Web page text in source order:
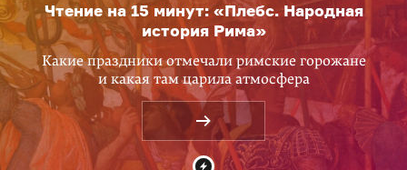
Чтение на 15 минут: «Плебс. Народная
история Рима»
Какие праздники отмечали римские горожане
и какая там царила атмосфера